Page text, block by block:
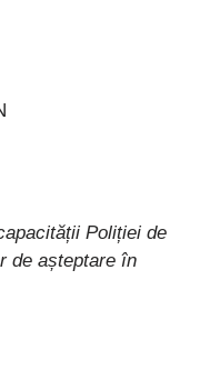
Poliției de
de așteptare în